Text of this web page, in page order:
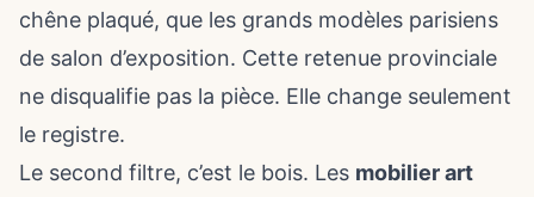
chêne plaqué, que les grands modèles parisiens
de salon d’exposition. Cette retenue provinciale
ne disqualifie pas la pièce. Elle change seulement
le registre.
Le second filtre, c’est le bois. Les mobilier art